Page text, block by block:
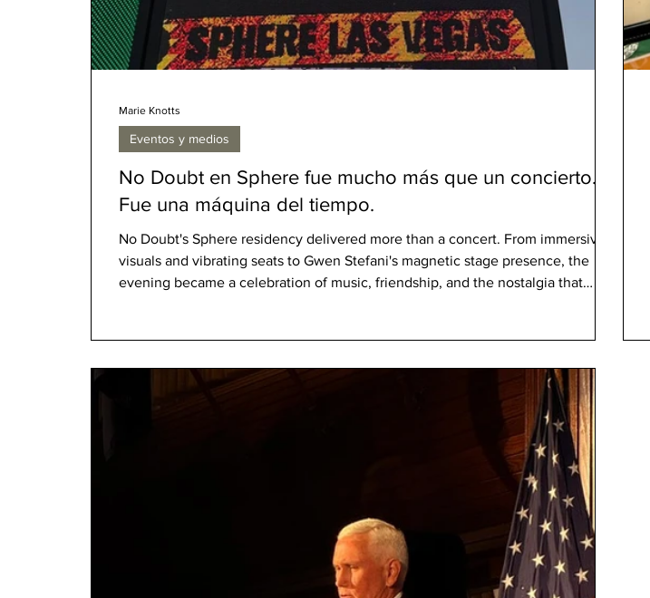
No Doubt en Sphere fue mucho más que un concierto.
Fue una máquina del tiempo.
No Doubt's Sphere residency delivered more than a concert. From immersive
visuals and vibrating seats to Gwen Stefani's magnetic stage presence, the
evening became a celebration of music, friendship, and the nostalgia that
Eventos y medios
Marie Knotts